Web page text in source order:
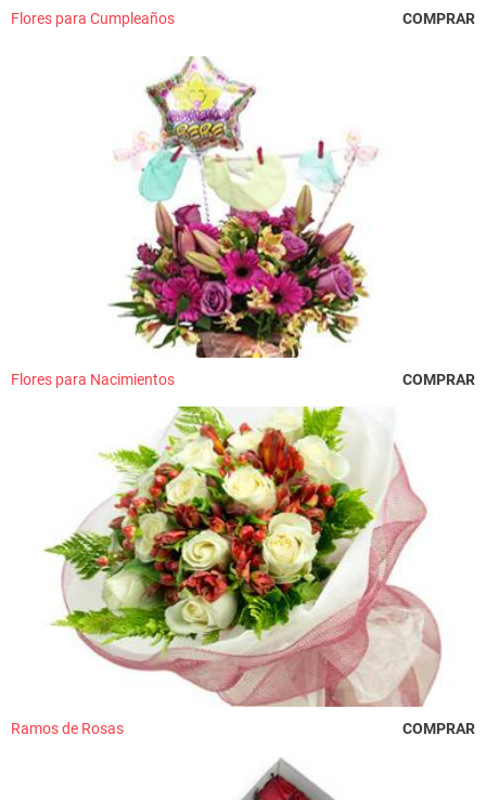
Flores para Cumpleaños COMPRAR
Flores para Nacimientos COMPRAR
Ramos de Rosas COMPRAR